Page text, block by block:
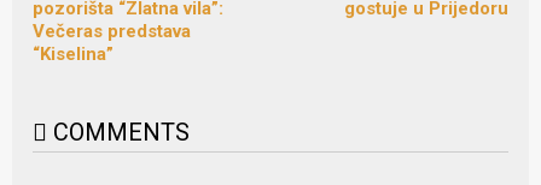
pozorišta “Zlatna vila”:
Večeras predstava
“Kiselina”
gostuje u Prijedoru
COMMENTS